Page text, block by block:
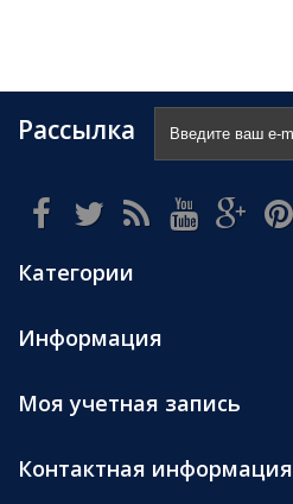
Рассылка
Категории
Информация
Моя учетная запись
Контактная информация